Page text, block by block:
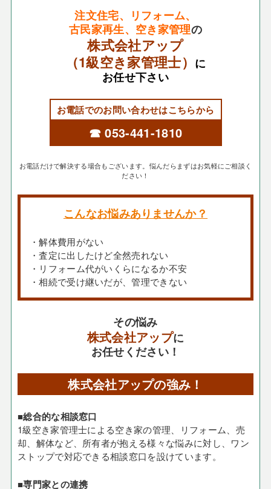
注文住宅、リフォーム、
古民家再生、空き家管理の
株式会社アップ
（1級空き家管理士） に
お任せ下さい
お電話でのお問い合わせはこちらから
☎ 053-441-1810
お電話だけで解決する場合もございます。悩んだらまずはお気軽にご相談く
ださい！
こんなお悩みありませんか？
・解体費用がない
・査定に出したけど全然売れない
・リフォーム代がいくらになるか不安
・相続で受け継いだが、管理できない
その悩み
株式会社アップに
お任せください！
株式会社アップの強み！
■総合的な相談窓口
1級空き家管理士による空き家の管理、リフォーム、売
却、解体など、所有者が抱える様々な悩みに対し、ワン
ストップで対応できる相談窓口を設けています。
■専門家との連携